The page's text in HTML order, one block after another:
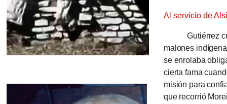
Al servicio de
Gutiérrez
malones
se enrolaba
cierta fama
misión para
que recorrió